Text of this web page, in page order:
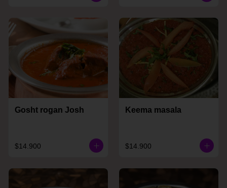
Gosht rogan Josh
$14.900
Keema masala
$14.900